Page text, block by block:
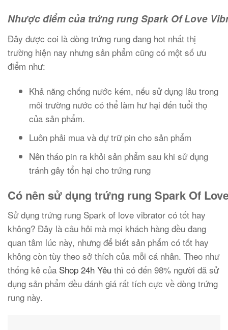
Nhược điểm của trứng rung Spark Of Love
Đây được coi là dòng trứng rung đang hot nhất thị
trường hiện nay nhưng sản phẩm cũng có một số ưu
điểm như:
Khả năng chống nước kém, nếu sử dụng lâu trong
môi trường nước có thể làm hư hại đến tuổi thọ
của sản phẩm.
Luôn phải mua và dự trữ pin cho sản phẩm
Nên tháo pin ra khỏi sản phẩm sau khi sử dụng
tránh gây tổn hại cho trứng rung
Có nên sử dụng trứng rung Spark Of
Sử dụng trứng rung Spark of love vibrator có tốt hay
không? Đây là câu hỏi mà mọi khách hàng đều đang
quan tâm lúc này, nhưng để biết sản phẩm có tốt hay
không còn tùy theo sở thích của mỗi cá nhân. Theo như
thống kê của Shop 24h Yêu thì có đến 98% người đã sử
dụng sản phẩm đều đánh giá rất tích cực về dòng trứng
rung này.